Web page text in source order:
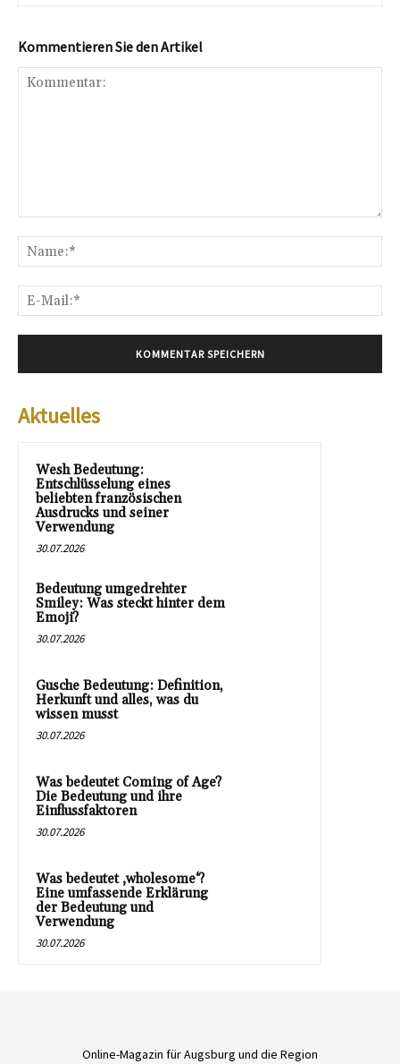
Kommentieren Sie den Artikel
Aktuelles
Wesh Bedeutung:
Entschlüsselung eines
beliebten französischen
Ausdrucks und seiner
Verwendung
30.07.2026
Bedeutung umgedrehter
Smiley: Was steckt hinter dem
Emoji?
30.07.2026
Gusche Bedeutung: Definition,
Herkunft und alles, was du
wissen musst
30.07.2026
Was bedeutet Coming of Age?
Die Bedeutung und ihre
Einflussfaktoren
30.07.2026
Was bedeutet ‚wholesome‘?
Eine umfassende Erklärung
der Bedeutung und
Verwendung
30.07.2026
Online-Magazin für Augsburg und die Region